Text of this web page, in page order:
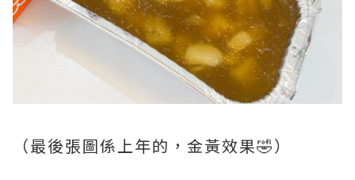
（最後張圖係上年的，金黃效果🤣）